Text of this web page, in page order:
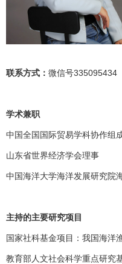
联系方式： 微信号335095434
学术兼职
中国全国国际贸易学科协作组
山东省世界经济学会理事
中国海洋大学海洋发展研究院
主持的主要研究项目
国家社科基金项目：我国海洋
教育部人文社会科学重点研究